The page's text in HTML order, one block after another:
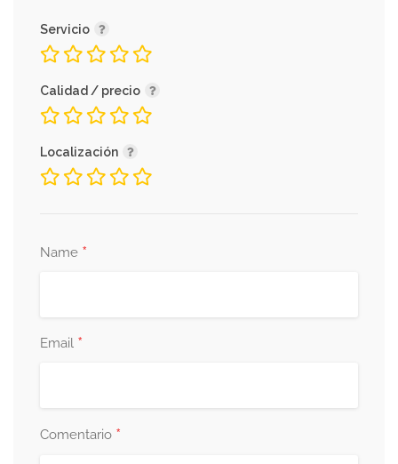
Servicio
Calidad / precio
Localización
Name *
Email *
Comentario *